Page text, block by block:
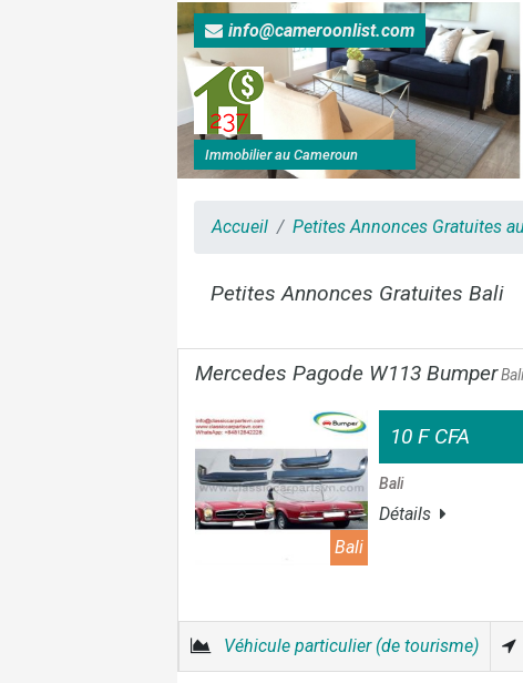
info@cameroonlist.com
Immobilier au Cameroun
Accueil Petites Annonces Gratuites
Petites Annonces Gratuites Bali
Mercedes Pagode W113 BumperBali
Bali
10 F CFA
Bali
Détails
Véhicule particulier (de tourisme)